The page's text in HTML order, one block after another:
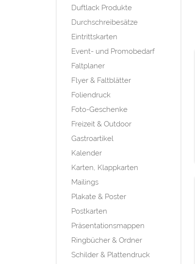
Duftlack Produkte
Durchschreibesätze
Eintrittskarten
Event- und Promobedarf
Faltplaner
Flyer & Faltblätter
Foliendruck
Foto-Geschenke
Freizeit & Outdoor
Gastroartikel
Kalender
Karten, Klappkarten
Mailings
Plakate & Poster
Postkarten
Präsentationsmappen
Ringbücher & Ordner
Schilder & Plattendruck